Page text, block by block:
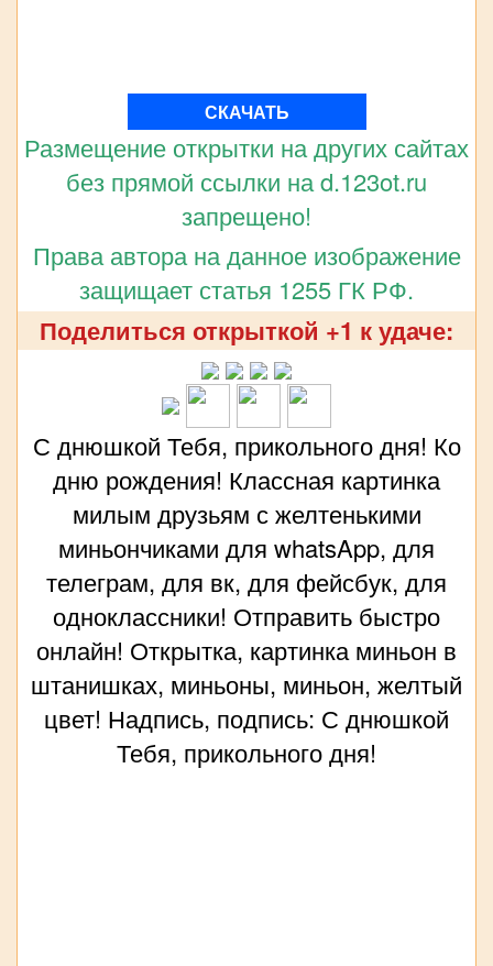
СКАЧАТЬ
Размещение открытки на других сайтах
без прямой ссылки на d.123ot.ru
запрещено!
Права автора на данное изображение
защищает статья 1255 ГК РФ.
Поделиться открыткой +1 к удаче:
С днюшкой Тебя, прикольного дня! Ко
дню рождения! Классная картинка
милым друзьям с желтенькими
миньончиками для whatsApp, для
телеграм, для вк, для фейсбук, для
одноклассники! Отправить быстро
онлайн! Открытка, картинка миньон в
штанишках, миньоны, миньон, желтый
цвет! Надпись, подпись: С днюшкой
Тебя, прикольного дня!